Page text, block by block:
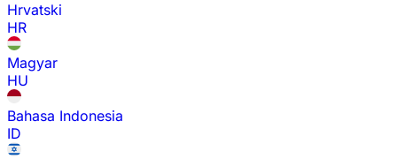
Hrvatski
HR
Magyar
HU
Bahasa Indonesia
ID